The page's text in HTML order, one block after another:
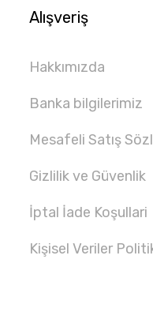
Alışveriş
Hakkımızda
Banka bilgilerimiz
Mesafeli Satış
Gizlilik ve Güvenlik
İptal İade Koşullari
Kişisel Veriler